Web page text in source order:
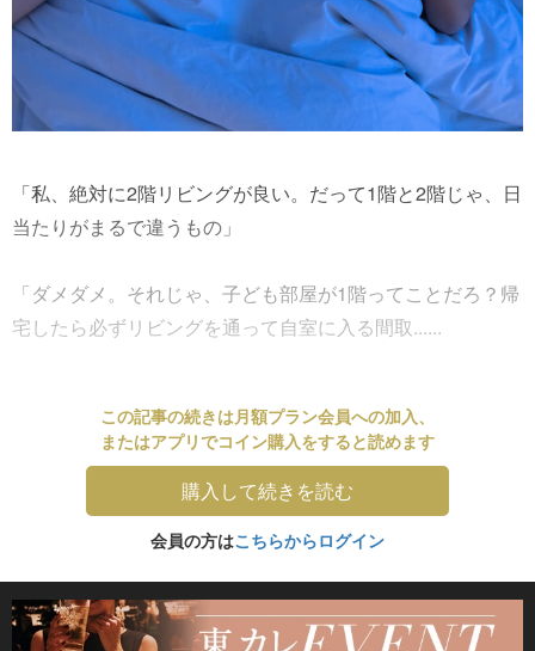
「私、絶対に2階リビングが良い。だって1階と2階じゃ、日
当たりがまるで違うもの」
「ダメダメ。それじゃ、子ども部屋が1階ってことだろ？帰
宅したら必ずリビングを通って自室に入る間取......
この記事の続きは月額プラン会員への加入、
またはアプリでコイン購入をすると読めます
購入して続きを読む
会員の方はこちらからログイン